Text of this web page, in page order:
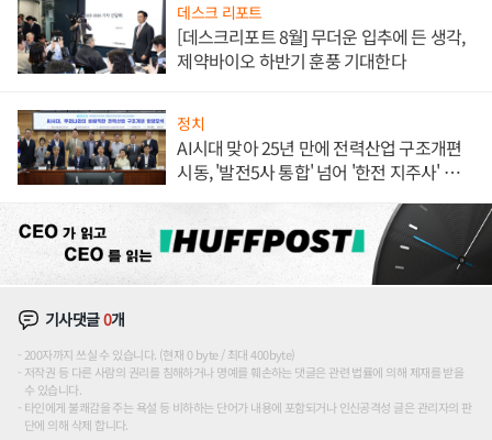
데스크 리포트
[데스크리포트 8월] 무더운 입추에 든 생각,
제약바이오 하반기 훈풍 기대한다
정치
AI시대 맞아 25년 만에 전력산업 구조개편
시동, '발전5사 통합' 넘어 '한전 지주사' 재편
기사댓글0개
200자까지 쓰실 수 있습니다. (현재 0 byte / 최대 400byte)
저작권 등 다른 사람의 권리를 침해하거나 명예를 훼손하는 댓글은 관련 법률에 의해 제재를 받을
수 있습니다.
타인에게 불쾌감을 주는 욕설 등 비하하는 단어가 내용에 포함되거나 인신공격성 글은 관리자의 판
단에 의해 삭제 합니다.